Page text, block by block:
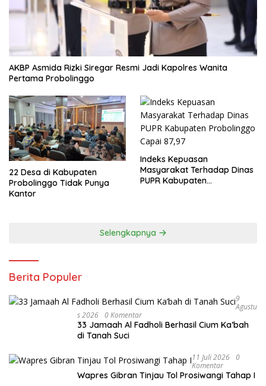
AKBP Asmida Rizki Siregar Resmi Jadi Kapolres Wanita
Pertama Probolinggo
22 Desa di Kabupaten
Probolinggo Tidak Punya
Kantor
Indeks Kepuasan
Masyarakat Terhadap Dinas
PUPR Kabupaten
Selengkapnya
Berita Populer
9
Agustu
S 2026 0 Komentar
33 Jamaah Al Fadholi Berhasil Cium Ka’bah
di Tanah Suci
11 Juli 2026 0
Komentar
Wapres Gibran Tinjau Tol Prosiwangi Tahap I